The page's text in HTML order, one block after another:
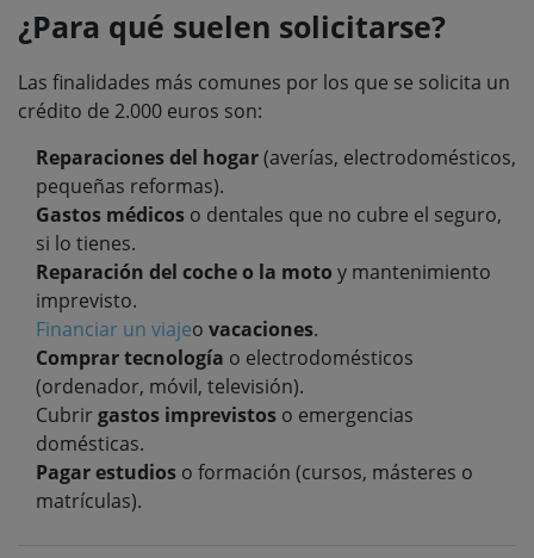
¿Para qué suelen solicitarse?
Las finalidades más comunes por los que se solicita un
crédito de 2.000 euros son:
Reparaciones del hogar(averías, electrodomésticos,
pequeñas reformas).
Gastos médicos o dentales que no cubre el seguro,
si lo tienes.
Reparación del coche o la moto y mantenimiento
imprevisto.
Financiar un viajeo vacaciones.
Comprar tecnología o electrodomésticos
(ordenador, móvil, televisión).
Cubrirgastos imprevistos o emergencias
domésticas.
Pagar estudios o formación (cursos, másteres o
matrículas).